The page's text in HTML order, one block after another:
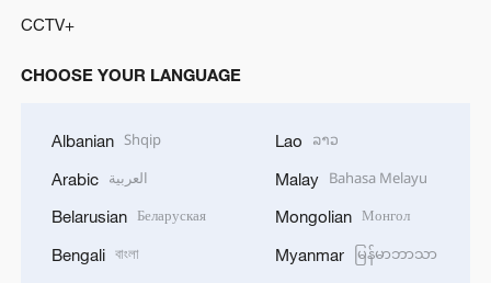
CCTV+
CHOOSE YOUR LANGUAGE
Albanian Shqip
Arabic العربية
Belarusian Беларуская
Bengali বাংলা
Lao ລາວ
Malay Bahasa Melayu
Mongolian Монгол
Myanmar မြန်မာဘာသာ